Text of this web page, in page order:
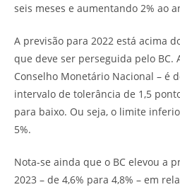
seis meses e aumentando 2% ao
A previsão para 2022 está acima
que deve ser perseguida pelo BC.
Conselho Monetário Nacional – é
intervalo de tolerância de 1,5
para baixo. Ou seja, o limite
5%.
Nota-se ainda que o BC elevou a
2023 – de 4,6% para 4,8% – em